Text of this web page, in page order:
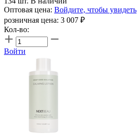
Оптовая цена: Войдите, чтобы увидеть
розничная цена: 3 007 ₽
Кол-во:
Войти